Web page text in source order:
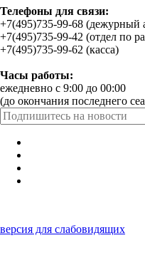
Телефоны для связи:
+7(495)735-99-68 (дежурный
+7(495)735-99-42 (отдел по
+7(495)735-99-62 (касса)
Часы работы:
ежедневно с 9:00 до 00:00
(до окончания последнего
версия для слабовидящих